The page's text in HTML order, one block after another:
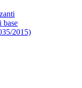
base
2015)